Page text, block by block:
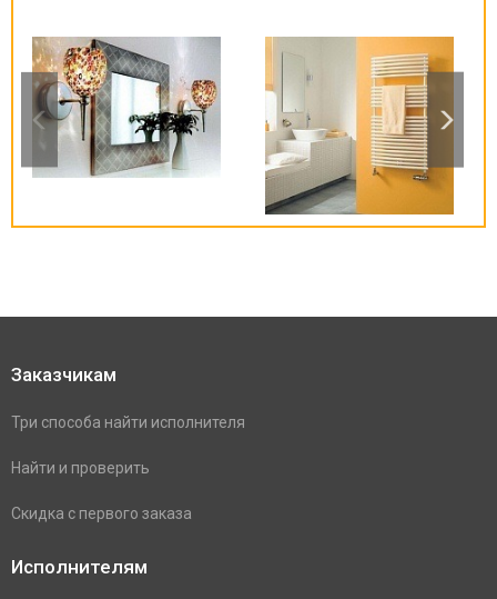
Заказчикам
Три способа найти исполнителя
Найти и проверить
Скидка с первого заказа
Исполнителям